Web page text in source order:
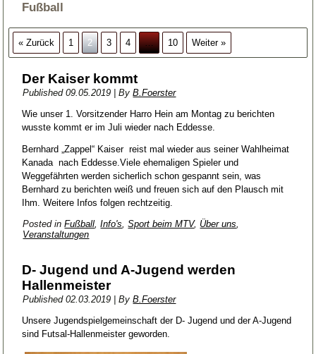
Fußball
« Zurück 1 2 3 4 … 10 Weiter »
Der Kaiser kommt
Published 09.05.2019 |By B.Foerster
Wie unser 1. Vorsitzender Harro Hein am Montag zu berichten
wusste kommt er im Juli wieder nach Eddesse.
Bernhard „Zappel“ Kaiser reist mal wieder aus seiner Wahlheimat
Kanada nach Eddesse.Viele ehemaligen Spieler und
Weggefährten werden sicherlich schon gespannt sein, was
Bernhard zu berichten weiß und freuen sich auf den Plausch mit
Ihm. Weitere Infos folgen rechtzeitig.
Posted in Fußball,Info's,Sport beim MTV, Über uns,
Veranstaltungen
D- Jugend und A-Jugend werden
Hallenmeister
Published 02.03.2019 |By B.Foerster
Unsere Jugendspielgemeinschaft der D- Jugend und der A-Jugend
sind Futsal-Hallenmeister geworden.